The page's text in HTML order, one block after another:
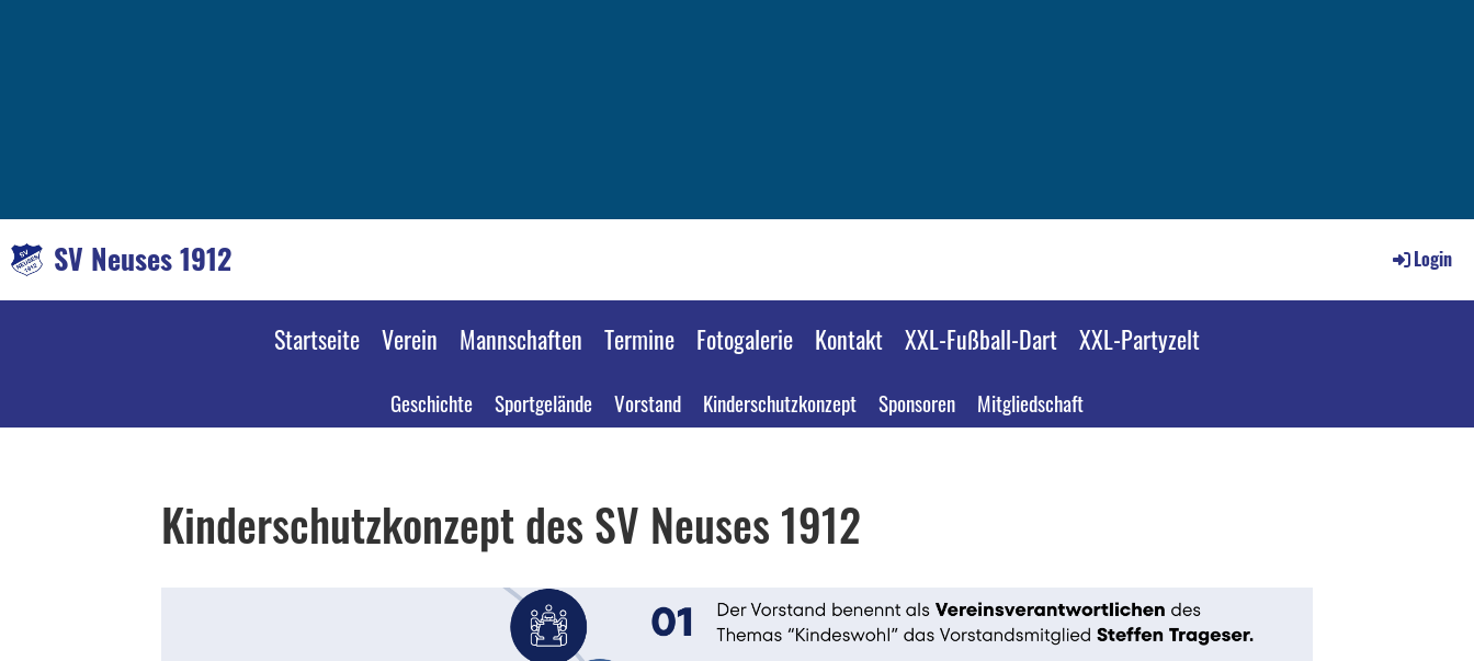
SV Neuses 1912 Login
Startseite Verein Mannschaften Termine Fotogalerie Kontakt XXL-Fußball-Dart XXL-Partyzelt
Geschichte Sportgelände Vorstand Kinderschutzkonzept Sponsoren Mitgliedschaft
Kinderschutzkonzept des SV Neuses 1912